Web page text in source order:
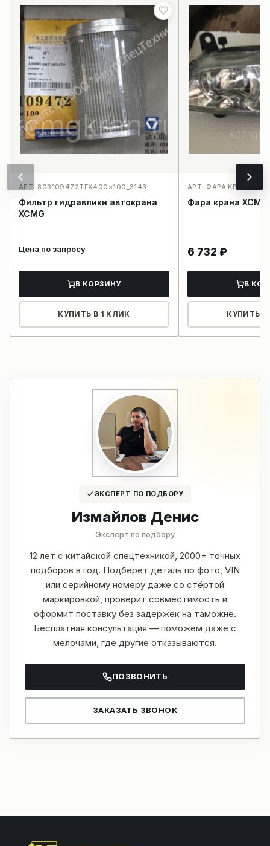
АРТ: 803109472TFX400×100_3143
Фильтр гидравлики автокрана
XCMG
Цена по запросу
В КОРЗИНУ
КУПИТЬ В 1 КЛИК
АРТ: ФАРА КРАНА
Фара крана
6 732 ₽
В
КУПИТЬ В
ЭКСПЕРТ ПО ПОДБОРУ
Измайлов Денис
Эксперт по подбору
12 лет с китайской спецтехникой, 2000+ точных
подборов в год. Подберёт деталь по фото, VIN
или серийному номеру даже со стёртой
маркировкой, проверит совместимость и
оформит поставку без задержек на таможне.
Бесплатная консультация — поможем даже с
мелочами, где другие отказываются.
ПОЗВОНИТЬ
ЗАКАЗАТЬ ЗВОНОК